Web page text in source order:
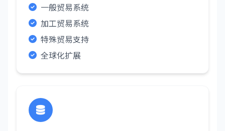
一般贸易系统
加工贸易系统
特殊贸易支持
全球化扩展